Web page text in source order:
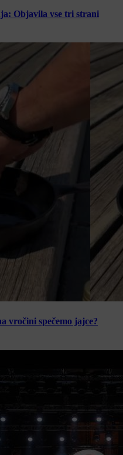
Objavila vse tri strani
vročini spečemo jajce?